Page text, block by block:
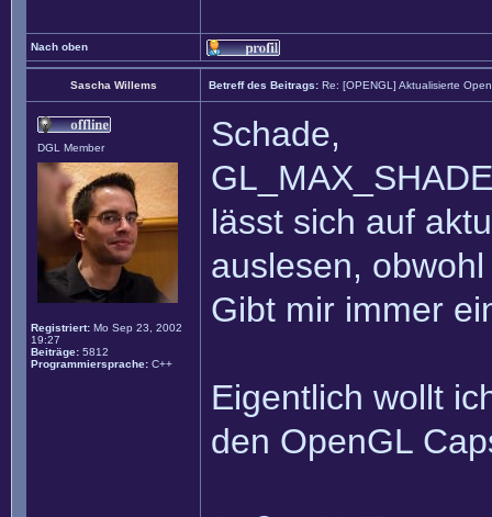
Nach oben
Sascha Willems Betreff des Beitrags: Re: [OPENGL] Aktualisierte
DGL Member
Registriert: Mo Sep 23, 2002
19:27
Beiträge: 5812
Programmiersprache: C++
Schade,
lässt sich auf
auslesen,
Gibt mir immer
Eigentlich wollt
den OpenGL